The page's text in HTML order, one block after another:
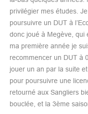
privilégier mes études.
poursuivre un DUT à
donc joué à Megève, qui
ma première année je
recommencer un DUT à
jouer un an par la suite
pour poursuivre une
retourné aux Sangliers
bouclée, et la 3ème